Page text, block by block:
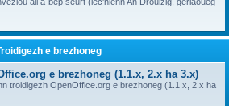
e brezhoneg
e brezhoneg (1.1.x, 2.x ha 3.x)
troidigezh OpenOffice.org e brezhoneg (1.1.x, 2.x ha